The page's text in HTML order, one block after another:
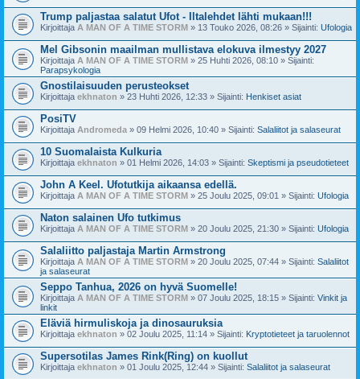
Trump paljastaa salatut Ufot - Iltalehdet lähti mukaan!!!
Kirjoittaja A MAN OF A TIME STORM » 13 Touko 2026, 08:26 » Sijainti: Ufologia
Mel Gibsonin maailman mullistava elokuva ilmestyy 2027
Kirjoittaja A MAN OF A TIME STORM » 25 Huhti 2026, 08:10 » Sijainti:
Parapsykologia
Gnostilaisuuden perusteokset
Kirjoittaja ekhnaton » 23 Huhti 2026, 12:33 » Sijainti: Henkiset asiat
PosiTV
Kirjoittaja Andromeda » 09 Helmi 2026, 10:40 » Sijainti: Salaliitot ja salaseurat
10 Suomalaista Kulkuria
Kirjoittaja ekhnaton » 01 Helmi 2026, 14:03 » Sijainti: Skeptismi ja pseudotieteet
John A Keel. Ufotutkija aikaansa edellä.
Kirjoittaja A MAN OF A TIME STORM » 25 Joulu 2025, 09:01 » Sijainti: Ufologia
Naton salainen Ufo tutkimus
Kirjoittaja A MAN OF A TIME STORM » 20 Joulu 2025, 21:30 » Sijainti: Ufologia
Salaliitto paljastaja Martin Armstrong
Kirjoittaja A MAN OF A TIME STORM » 20 Joulu 2025, 07:44 » Sijainti: Salaliitot
ja salaseurat
Seppo Tanhua, 2026 on hyvä Suomelle!
Kirjoittaja A MAN OF A TIME STORM » 07 Joulu 2025, 18:15 » Sijainti: Vinkit ja
linkit
Eläviä hirmuliskoja ja dinosauruksia
Kirjoittaja ekhnaton » 02 Joulu 2025, 11:14 » Sijainti: Kryptotieteet ja taruolennot
Supersotilas James Rink(Ring) on kuollut
Kirjoittaja ekhnaton » 01 Joulu 2025, 12:44 » Sijainti: Salaliitot ja salaseurat